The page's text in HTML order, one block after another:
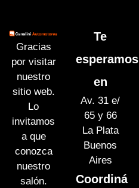
Gracias
por visitar
nuestro
sitio web.
Lo
invitamos
a que
conozca
nuestro
salón.
Te
esperamos
en
Av. 31 e/
65 y 66
La Plata
Buenos
Aires
Coordiná